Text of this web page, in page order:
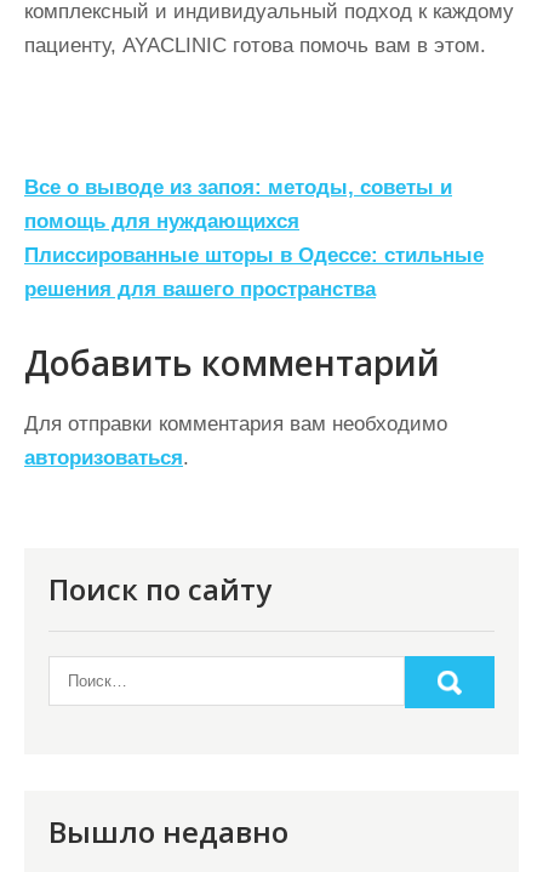
комплексный и индивидуальный подход к каждому
пациенту, AYACLINIC готова помочь вам в этом.
Н
а
в
и
г
а
ц
и
Все о выводе из запоя: методы, советы и
помощь для нуждающихся
Плиссированные шторы в Одессе: стильные
решения для вашего пространства
Добавить комментарий
Для отправки комментария вам необходимо
авторизоваться.
Поиск по сайту
Вышло недавно